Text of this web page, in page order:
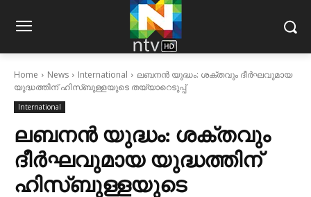
Home News International
ലബനന്‍ യുദ്ധം: ശക്തവും ദീര്‍ഘവുമായ
യുദ്ധത്തിന് ഹിസ്ബുള്ളയുടെ തയ്യാറെടുപ്പ്‌
International
ലബനന്‍ യുദ്ധം: ശക്തവും
ദീര്‍ഘവുമായ യുദ്ധത്തിന്
ഹിസ്ബുള്ളയുടെ